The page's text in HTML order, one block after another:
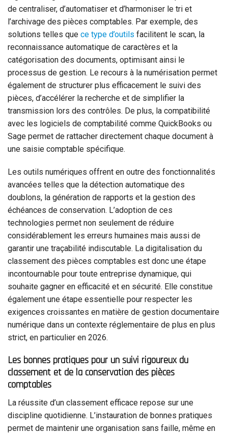
de centraliser, d’automatiser et d’harmoniser le tri et
l’archivage des pièces comptables. Par exemple, des
solutions telles que ce type d’outils facilitent le scan, la
reconnaissance automatique de caractères et la
catégorisation des documents, optimisant ainsi le
processus de gestion. Le recours à la numérisation permet
également de structurer plus efficacement le suivi des
pièces, d’accélérer la recherche et de simplifier la
transmission lors des contrôles. De plus, la compatibilité
avec les logiciels de comptabilité comme QuickBooks ou
Sage permet de rattacher directement chaque document à
une saisie comptable spécifique.
Les outils numériques offrent en outre des fonctionnalités
avancées telles que la détection automatique des
doublons, la génération de rapports et la gestion des
échéances de conservation. L’adoption de ces
technologies permet non seulement de réduire
considérablement les erreurs humaines mais aussi de
garantir une traçabilité indiscutable. La digitalisation du
classement des pièces comptables est donc une étape
incontournable pour toute entreprise dynamique, qui
souhaite gagner en efficacité et en sécurité. Elle constitue
également une étape essentielle pour respecter les
exigences croissantes en matière de gestion documentaire
numérique dans un contexte réglementaire de plus en plus
strict, en particulier en 2026.
Les bonnes pratiques pour un suivi rigoureux du
classement et de la conservation des pièces
comptables
La réussite d’un classement efficace repose sur une
discipline quotidienne. L’instauration de bonnes pratiques
permet de maintenir une organisation sans faille, même en